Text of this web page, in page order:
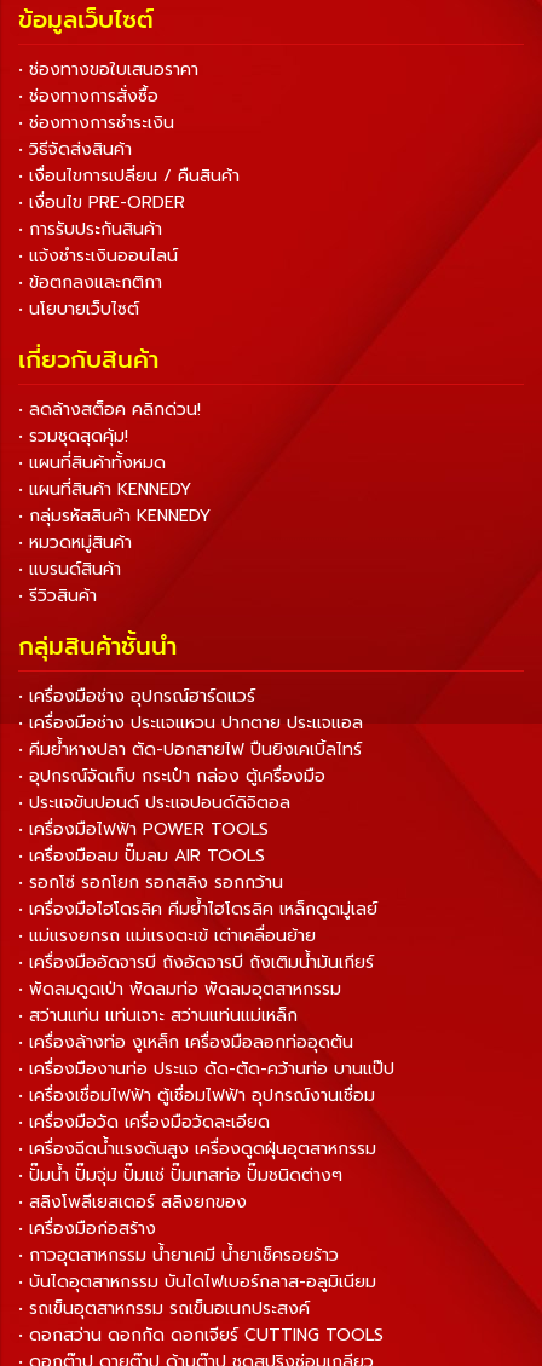
ข้อมูลเว็บไซต์
• ช่องทางขอใบเสนอราคา
• ช่องทางการสั่งซื้อ
• ช่องทางการชำระเงิน
• วิธีจัดส่งสินค้า
• เงื่อนไขการเปลี่ยน / คืนสินค้า
• เงื่อนไข PRE-ORDER
• การรับประกันสินค้า
• แจ้งชำระเงินออนไลน์
• ข้อตกลงและกติกา
• นโยบายเว็บไซต์
เกี่ยวกับสินค้า
• ลดล้างสต็อค คลิกด่วน!
• รวมชุดสุดคุ้ม!
• แผนที่สินค้าทั้งหมด
• แผนที่สินค้า KENNEDY
• กลุ่มรหัสสินค้า KENNEDY
• หมวดหมู่สินค้า
• แบรนด์สินค้า
• รีวิวสินค้า
กลุ่มสินค้าชั้นนำ
• เครื่องมือช่าง อุปกรณ์ฮาร์ดแวร์
• เครื่องมือช่าง ประแจแหวน ปากตาย ประแจแอล
• คีมย้ำหางปลา ตัด-ปอกสายไฟ ปืนยิงเคเบิ้ลไทร์
• อุปกรณ์จัดเก็บ กระเป๋า กล่อง ตู้เครื่องมือ
• ประแจขันปอนด์ ประแจปอนด์ดิจิตอล
• เครื่องมือไฟฟ้า POWER TOOLS
• เครื่องมือลม ปั๊มลม AIR TOOLS
• รอกโซ่ รอกโยก รอกสลิง รอกกว้าน
• เครื่องมือไฮโดรลิค คีมย้ำไฮโดรลิค เหล็กดูดมู่เลย์
• แม่แรงยกรถ แม่แรงตะเข้ เต่าเคลื่อนย้าย
• เครื่องมืออัดจารบี ถังอัดจารบี ถังเติมน้ำมันเกียร์
• พัดลมดูดเป่า พัดลมท่อ พัดลมอุตสาหกรรม
• สว่านแท่น แท่นเจาะ สว่านแท่นแม่เหล็ก
• เครื่องล้างท่อ งูเหล็ก เครื่องมือลอกท่ออุดตัน
• เครื่องมืองานท่อ ประแจ ดัด-ตัด-คว้านท่อ บานแป๊ป
• เครื่องเชื่อมไฟฟ้า ตู้เชื่อมไฟฟ้า อุปกรณ์งานเชื่อม
• เครื่องมือวัด เครื่องมือวัดละเอียด
• เครื่องฉีดน้ำแรงดันสูง เครื่องดูดฝุ่นอุตสาหกรรม
• ปั๊มน้ำ ปั๊มจุ่ม ปั๊มแช่ ปั๊มเทสท่อ ปั๊มชนิดต่างๆ
• สลิงโพลีเยสเตอร์ สลิงยกของ
• เครื่องมือก่อสร้าง
• กาวอุตสาหกรรม น้ำยาเคมี น้ำยาเช็ครอยร้าว
• บันไดอุตสาหกรรม บันไดไฟเบอร์กลาส-อลูมิเนียม
• รถเข็นอุตสาหกรรม รถเข็นอเนกประสงค์
• ดอกสว่าน ดอกกัด ดอกเจียร์ CUTTING TOOLS